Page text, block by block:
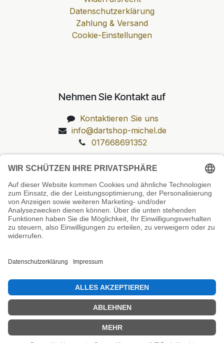
Datenschutzerklärung
Zahlung & Versand
Cookie-Einstellungen
Nehmen Sie Kontakt auf
Kontaktieren Sie uns
info@dartshop-michel.de
017668691352
Unsere Prüfsiegel